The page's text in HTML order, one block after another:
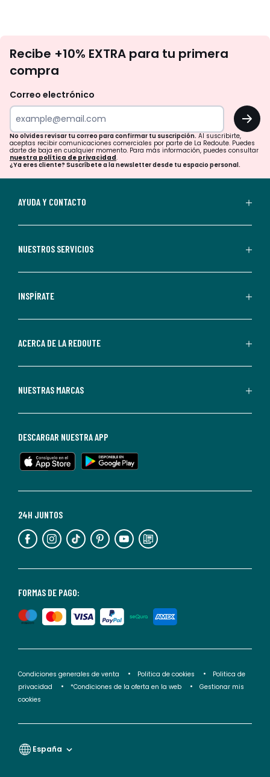
te
tu
para
confirmar
tu
suscripción.
aceptas
comerciales
personalizadas
parte
Redoute.
de
en
cualquier
Para
información,
puedes
nuestra
de
privacidad</2>.
Recibe +10% EXTRA para tu primera
compra
Correo electrónico
OK
No olvides revisar tu correo para confirmar tu suscripción. Al suscribirte,
aceptas recibir comunicaciones comerciales por parte de La Redoute. Puedes
darte de baja en cualquier momento. Para más información, puedes consultar
nuestra política de privacidad.
¿Ya eres cliente? Suscríbete a la newsletter desde tu espacio personal.
AYUDA Y CONTACTO
NUESTROS SERVICIOS
INSPÍRATE
ACERCA DE LA REDOUTE
NUESTRAS MARCAS
FORMAS DE PAGO:
24H JUNTOS
DESCARGAR NUESTRA APP
Condiciones generales de venta Politica de cookies
Politica de
privacidad
*Condiciones de la oferta en la web
Gestionar mis
cookies
España